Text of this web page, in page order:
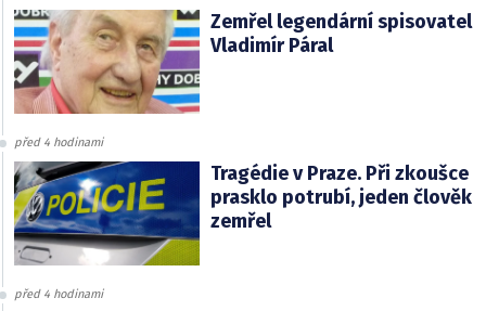
Zemřel legendární spisovatel
Vladimír Páral
před 4 hodinami
Tragédie v Praze. Při zkoušce
prasklo potrubí, jeden člověk
zemřel
před 4 hodinami